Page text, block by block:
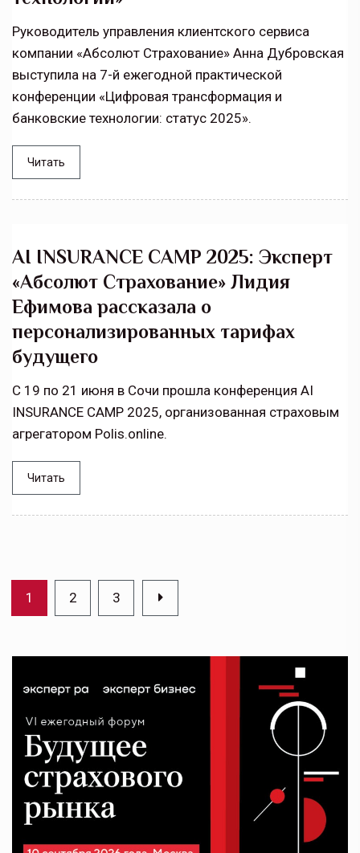
Руководитель управления клиентского сервиса
компании «Абсолют Страхование» Анна Дубровская
выступила на 7-й ежегодной практической
конференции «Цифровая трансформация и
банковские технологии: статус 2025».
Читать
AI INSURANCE CAMP 2025: Эксперт
«Абсолют Страхование» Лидия
Ефимова рассказала о
персонализированных тарифах
будущего
С 19 по 21 июня в Сочи прошла конференция AI
INSURANCE CAMP 2025, организованная страховым
агрегатором Polis.online.
Читать
1 2 3